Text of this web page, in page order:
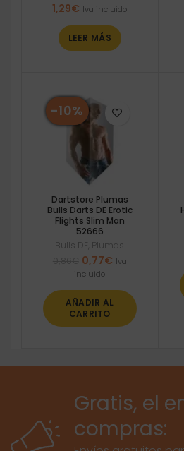
1,29€ Iva incluido
LEER MÁS
-10%
Dartstore Plumas
Bulls Darts DE Erotic
Flights Slim Man
52666
Bulls DE Plumas
El
precio
era:
0,86€.
0,77€El
0,77€.
Iva
incluido
AÑADIR AL
CARRITO
Gratis, el
compras: